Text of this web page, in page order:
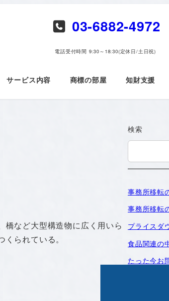
03-6882-4972
電話​受付時間 9:30～18:30(定休日/土日祝)
サービス内容 商標の部屋 知財支援
橋など大型構造物に広く用いら
られている。
検索
事務所移転
事務所移転
プライスダ
食品関連の
たった今お